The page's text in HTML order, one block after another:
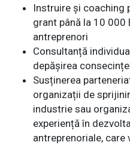
Instruire și coaching
grant până la 10 000
antreprenori
Consultanță
depășirea
Susținerea
organizații de
industrie sau
experiență în
antreprenoriale,